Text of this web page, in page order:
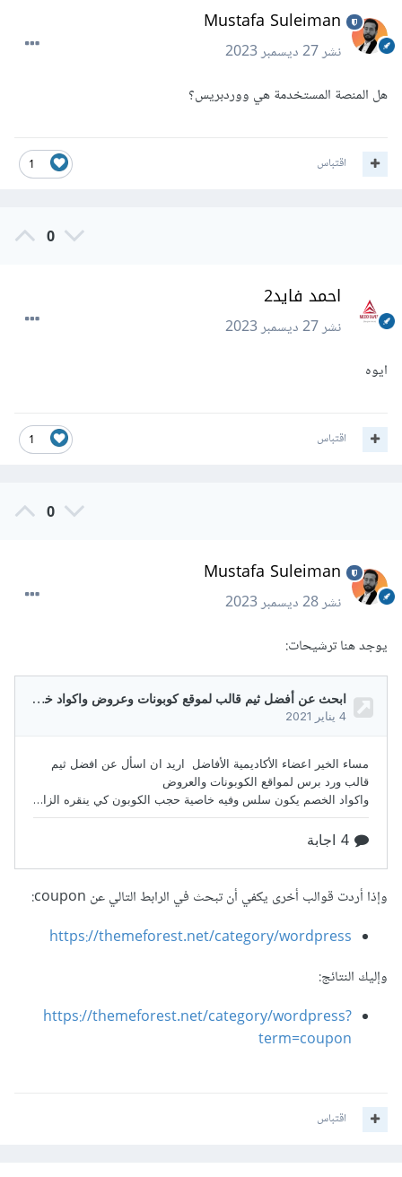
Mustafa Suleiman
نشر27 ديسمبر 2023
هل المنصة المستخدمة هي ووردبريس؟
1 اقتباس
0
احمد فايد2
نشر27 ديسمبر 2023
ايوه
1 اقتباس
0
Mustafa Suleiman
نشر28 ديسمبر 2023
يوجد هنا ترشيحات:
وإذا أردت قوالب أخرى يكفي أن تبحث في الرابط التالي عن coupon:
https://themeforest.net/category/wordpress
وإليك النتائج:
https://themeforest.net/category/wordpress?
term=coupon
اقتباس